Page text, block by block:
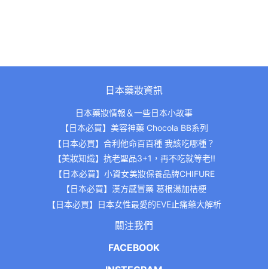
日本藥妝資訊
日本藥妝情報＆一些日本小故事
【日本必買】美容神藥 Chocola BB系列
【日本必買】合利他命百百種 我該吃哪種？
【美妝知識】抗老聖品3+1，再不吃就等老!!
【日本必買】小資女美妝保養品牌CHIFURE
【日本必買】漢方感冒藥 葛根湯加桔梗
【日本必買】日本女性最愛的EVE止痛藥大解析
關注我們
FACEBOOK